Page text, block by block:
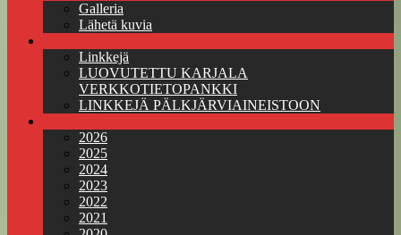
Galleria
Lähetä kuvia
Linkkejä
LUOVUTETTU KARJALA
VERKKOTIETOPANKKI
LINKKEJÄ PÄLKJÄRVIAINEISTOON
2026
2025
2024
2023
2022
2021